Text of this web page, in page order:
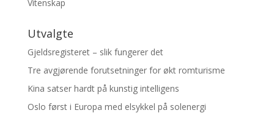
Vitenskap
Utvalgte
Gjeldsregisteret – slik fungerer det
Tre avgjørende forutsetninger for økt romturisme
Kina satser hardt på kunstig intelligens
Oslo først i Europa med elsykkel på solenergi